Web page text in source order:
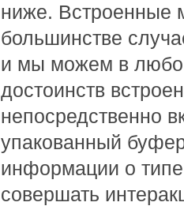
ниже. Встроенные
большинстве
и мы можем в
достоинств
непосредственно
упакованный
информации о
совершать